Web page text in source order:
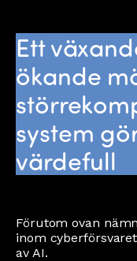
Ett
ökande
system
värdefull
Förutom ovan
inom
av AI.